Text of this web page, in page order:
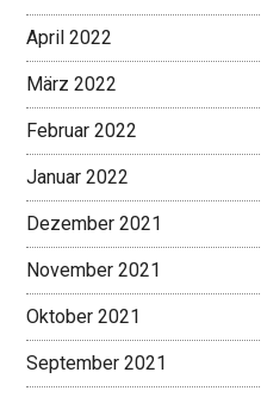
April 2022
März 2022
Februar 2022
Januar 2022
Dezember 2021
November 2021
Oktober 2021
September 2021